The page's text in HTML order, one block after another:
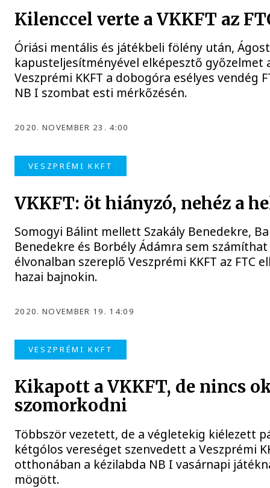
Kilenccel verte a VKKFT az
Óriási mentális és játékbeli fölény után,
kapusteljesítményével elképesztő győzelmet
Veszprémi KKFT a dobogóra esélyes vendég
NB I szombat esti mérkőzésén.
2020. NOVEMBER 23. 4:00
VESZPRÉMI KKFT
VKKFT: öt hiányzó, nehéz a
Somogyi Bálint mellett Szakály Benedekre,
Benedekre és Borbély Ádámra sem
élvonalban szereplő Veszprémi KKFT az FTC
hazai bajnokin.
2020. NOVEMBER 19. 14:09
VESZPRÉMI KKFT
Kikapott a VKKFT, de nincs
szomorkodni
Többször vezetett, de a végletekig kiélezett
kétgólos vereséget szenvedett a Veszprémi
otthonában a kézilabda NB I vasárnapi
mögött.